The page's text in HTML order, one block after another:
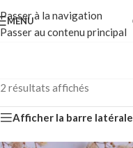
Passer à la navigation
Passer au contenu principal
MENU
2 résultats affichés
Afficher la barre latérale